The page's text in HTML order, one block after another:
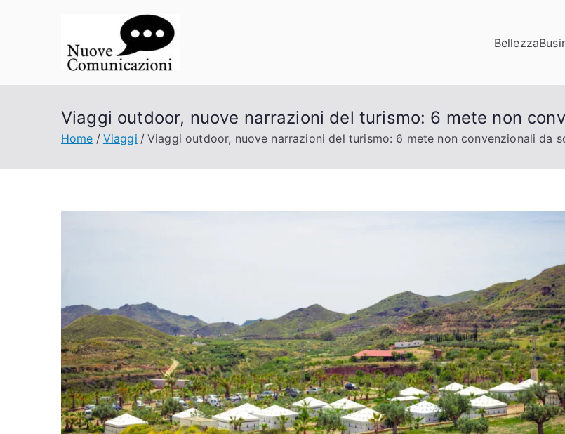
Bellezza
Viaggi outdoor, nuove narrazioni del turismo: 6 mete non
Home Viaggi Viaggi outdoor, nuove narrazioni del turismo: 6 mete non convenzionali da